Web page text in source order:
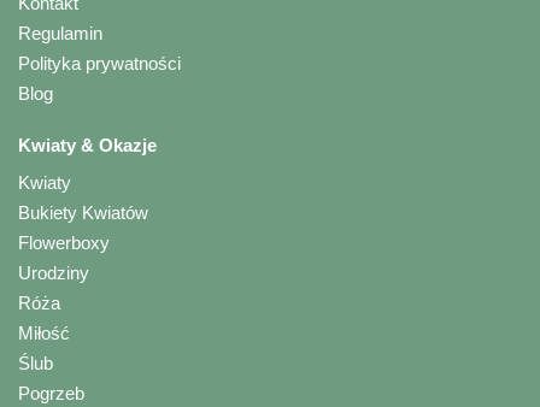
Regulamin
Polityka prywatności
Blog
Kwiaty & Okazje
Kwiaty
Bukiety Kwiatów
Flowerboxy
Urodziny
Róża
Miłość
Ślub
Pogrzeb